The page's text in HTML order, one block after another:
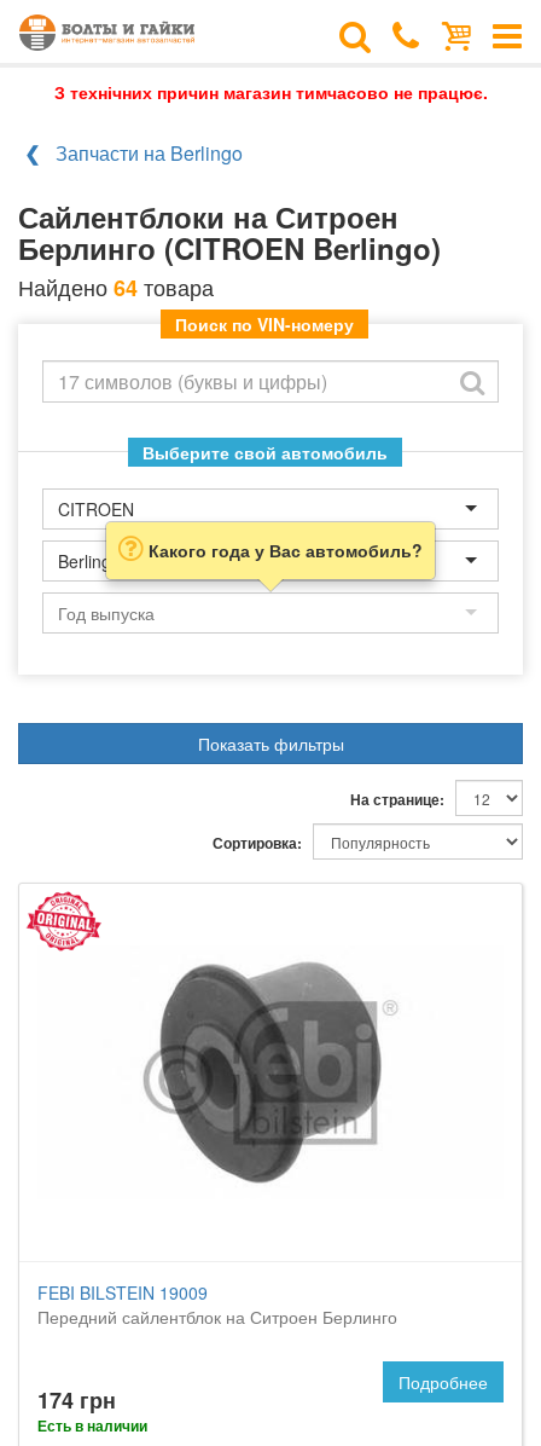
З технічних причин магазин тимчасово не працює.
Запчасти на Berlingo
Сайлентблоки на Ситроен
Берлинго (CITROEN Berlingo)
Найдено64товара
Поиск по VIN-номеру
Выберите свой автомобиль
CITROEN
Berlingo Какого года у Вас автомобиль?
Показать фильтры
На странице:
Сортировка:
FEBI BILSTEIN 19009
Передний сайлентблок на Ситроен Берлинго
174 грн
Есть в наличии
Подробнее